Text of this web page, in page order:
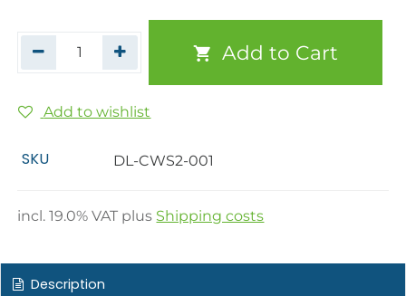
Add to Cart
Add to wishlist
SKU DL-CWS2-001
incl.19.0% VAT plus Shipping costs
Description